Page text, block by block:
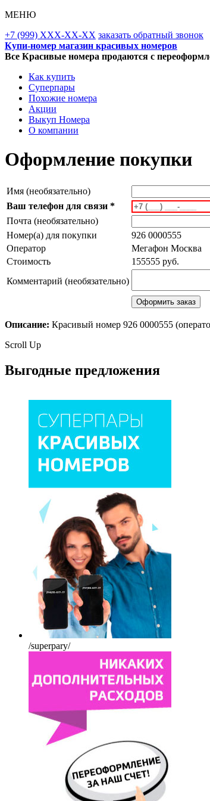
МЕНЮ
+7 (999) XXX-XX-XX заказать обратный звонок
Купи-номер магазин красивых номеров
Все Красивые номера продаются с
Как купить
Суперпары
Похожие номера
Акции
Выкуп Номера
О компании
Оформление покупки
Имя (необязательно)
Ваш телефон для связи *
Почта (необязательно)
Номер(а) для покупки
926 0000555
Оператор
Мегафон Москва
Стоимость
155555 руб.
Комментарий (необязательно)
Описание: Красивый номер 926 0000555
Scroll Up
Выгодные предложения
/superpary/